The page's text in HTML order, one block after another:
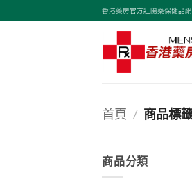
to
香港藥房官方壯陽藥保健品
首頁 / 商品標
商品分類